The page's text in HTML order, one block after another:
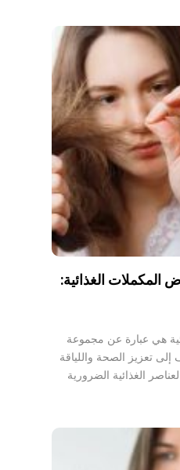
المكملات الغذائية:
هي عبارة عن مجموعة
تعزيز الصحة واللياقة
الغذائية الضرورية